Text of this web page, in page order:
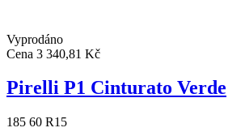
Vyprodáno
Cena 3 340,81 Kč
Pirelli P1 Cinturato Verde
185 60 R15